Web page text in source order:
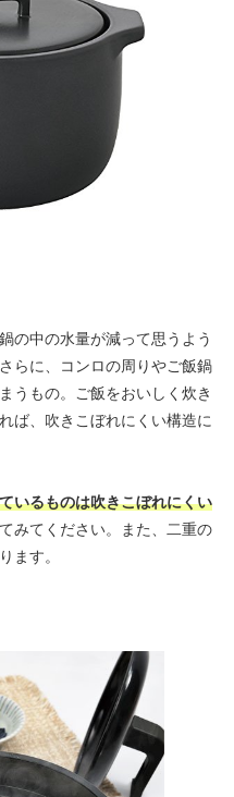
の中の水量が減って思うよう
らに、コンロの周りやご飯鍋
うもの。ご飯をおいしく炊き
ば、吹きこぼれにくい構造に
いるものは吹きこぼれにくい
みてください。また、二重の
ます。